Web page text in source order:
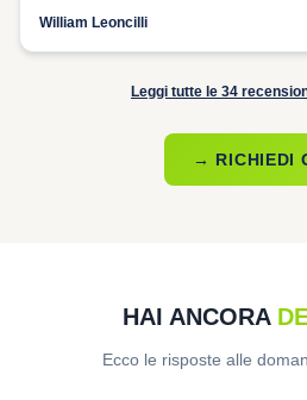
William Leoncilli
Leggi tutte le 34
→ RICHIEDI
HAI ANCORA
Ecco le risposte alle